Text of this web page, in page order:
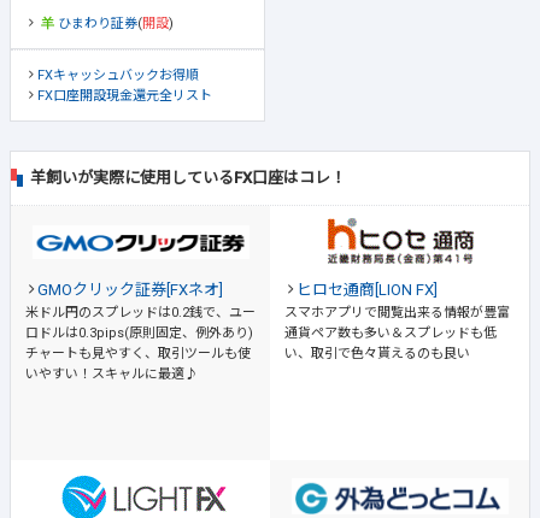
ひまわり証券(開設)
FXキャッシュバックお得順
FX口座開設現金還元全リスト
羊飼いが実際に使用しているFX口座はコレ！
GMOクリック証券[FXネオ]
米ドル円のスプレッドは0.2銭で、ユー
ロドルは0.3pips(原則固定、例外あり)
チャートも見やすく、取引ツールも使
いやすい！スキャルに最適♪
ヒロセ通商[LION FX]
スマホアプリで閲覧出来る情報が豊富
通貨ペア数も多い＆スプレッドも低
い、取引で色々貰えるのも良い